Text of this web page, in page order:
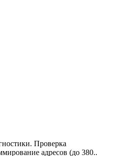
Проверка
адресов (до 380..